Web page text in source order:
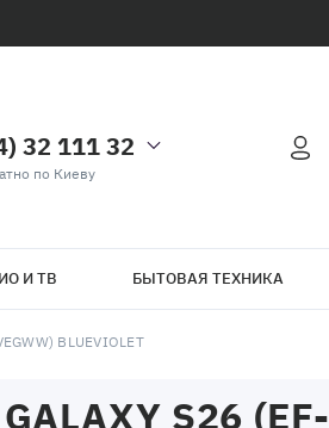
32 111 32
по Киеву
И ТВ БЫТОВАЯ ТЕХНИКА
BLUEVIOLET
S26 (EF-